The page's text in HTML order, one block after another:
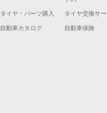
タイヤ・パーツ購入 タイヤ交換サ
自動車カタログ 自動車保険